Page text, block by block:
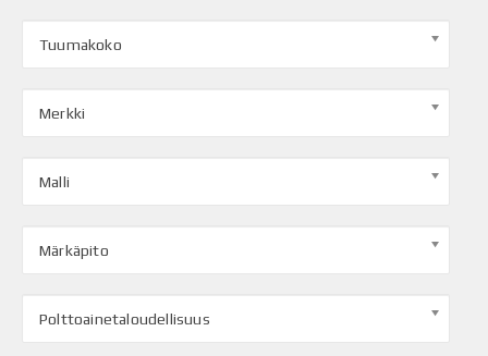
Tuumakoko
Merkki
Malli
Märkäpito
Polttoainetaloudellisuus